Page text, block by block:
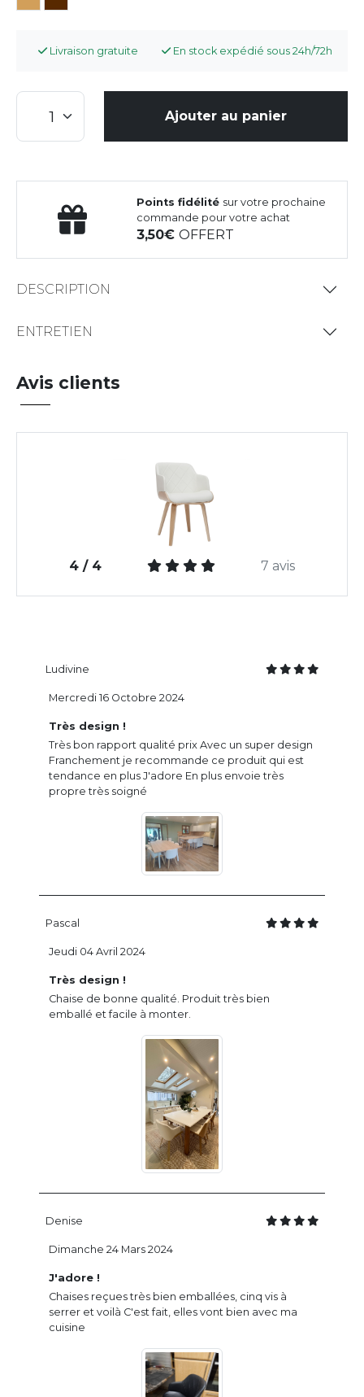
Livraison gratuite En stock expédié sous 24h/72h
Ajouter au panier
Points fidélité sur votre prochaine
commande pour votre achat
3,50OFFERT
DESCRIPTION
ENTRETIEN
Avis clients
4 / 4 7 avis
Ludivine
Très design !
Très bon rapport qualité prix Avec un super design
Franchement je recommande ce produit qui est
tendance en plus J'adore En plus envoie très
propre très soigné
Mercredi 16 Octobre 2024
Pascal
Très design !
Chaise de bonne qualité. Produit très bien
emballé et facile à monter.
Jeudi 04 Avril 2024
Denise
J'adore !
Chaises reçues très bien emballées, cinq vis à
serrer et voilà C'est fait, elles vont bien avec ma
cuisine
Dimanche 24 Mars 2024